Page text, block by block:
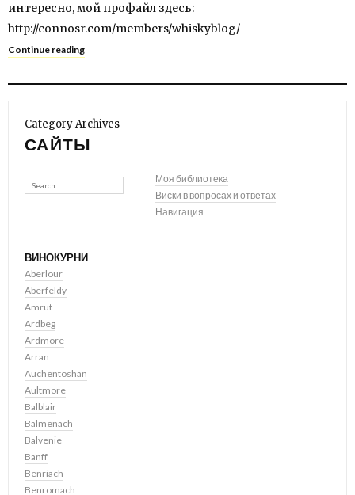
интересно, мой профайл здесь:
http://connosr.com/members/whiskyblog/
Continue reading
Category Archives
САЙТЫ
Search
Моя библиотека
Виски в вопросах и ответах
Навигация
ВИНОКУРНИ
Aberlour
Aberfeldy
Amrut
Ardbeg
Ardmore
Arran
Auchentoshan
Aultmore
Balblair
Balmenach
Balvenie
Banff
Benriach
Benromach